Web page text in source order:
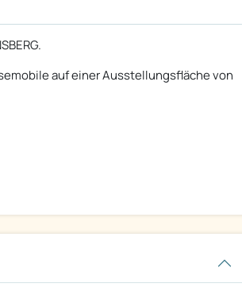
auf einer Ausstellungsfläche von